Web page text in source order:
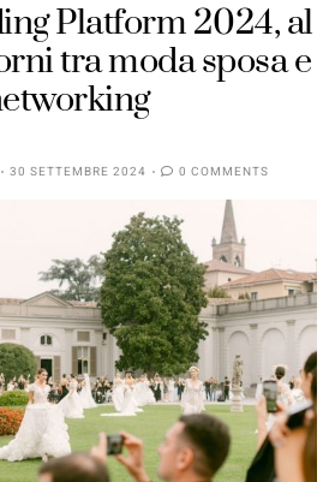
Platform 2024, al
tra moda sposa e
30 SETTEMBRE 2024 0 COMMENTS